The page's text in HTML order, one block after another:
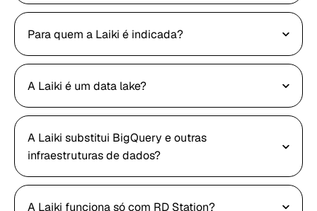
Para quem a Laiki é indicada?
A Laiki é um data lake?
A Laiki substitui BigQuery e outras
infraestruturas de dados?
A Laiki funciona só com RD Station?